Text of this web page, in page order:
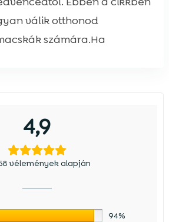
válik otthonod
számára.Ha
4,9
vélemények alapján
94%